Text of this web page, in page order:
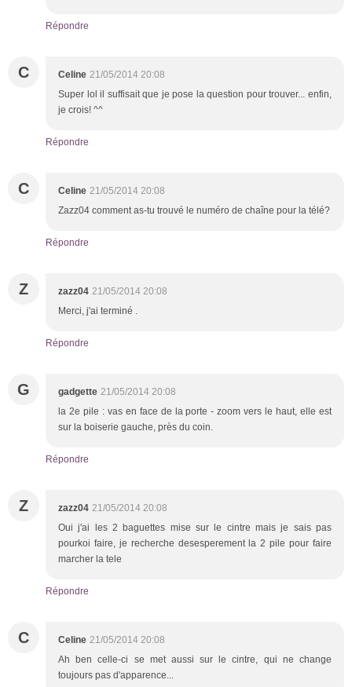
Répondre
C Celine 21/05/2014 20:08
Super lol il suffisait que je pose la question pour trouver... enfin,
je crois! ^^
Répondre
C Celine 21/05/2014 20:08
Zazz04 comment as-tu trouvé le numéro de chaîne pour la télé?
Répondre
Z zazz04 21/05/2014 20:08
Merci, j'ai terminé .
Répondre
G gadgette 21/05/2014 20:08
la 2e pile : vas en face de la porte - zoom vers le haut, elle est
sur la boiserie gauche, près du coin.
Répondre
Z zazz04 21/05/2014 20:08
Oui j'ai les 2 baguettes mise sur le cintre mais je sais pas
pourkoi faire, je recherche desesperement la 2 pile pour faire
marcher la tele
Répondre
C Celine 21/05/2014 20:08
Ah ben celle-ci se met aussi sur le cintre, qui ne change
toujours pas d'apparence...